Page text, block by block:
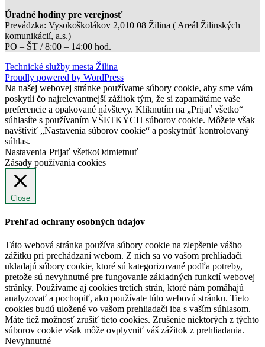
Úradné hodiny pre verejnosť
Prevádzka: Vysokoškolákov 2,010 08 Žilina ( Areál Žilinských
komunikácií, a.s.)
PO – ŠT / 8:00 – 14:00 hod.
Technické služby mesta Žilina
Proudly powered by WordPress
Na našej webovej stránke používame súbory cookie, aby sme vám
poskytli čo najrelevantnejší zážitok tým, že si zapamätáme vaše
preferencie a opakované návštevy. Kliknutím na „Prijať všetko“
súhlasíte s používaním VŠETKÝCH súborov cookie. Môžete však
navštíviť „Nastavenia súborov cookie“ a poskytnúť kontrolovaný
súhlas.
Nastavenia Prijať všetkoOdmietnuť
Zásady používania cookies
Close
Prehľad ochrany osobných údajov
Táto webová stránka používa súbory cookie na zlepšenie vášho
zážitku pri prechádzaní webom. Z nich sa vo vašom prehliadači
ukladajú súbory cookie, ktoré sú kategorizované podľa potreby,
pretože sú nevyhnutné pre fungovanie základných funkcií webovej
stránky. Používame aj cookies tretích strán, ktoré nám pomáhajú
analyzovať a pochopiť, ako používate túto webovú stránku. Tieto
cookies budú uložené vo vašom prehliadači iba s vaším súhlasom.
Máte tiež možnosť zrušiť tieto cookies. Zrušenie niektorých z týchto
súborov cookie však môže ovplyvniť váš zážitok z prehliadania.
Nevyhnutné